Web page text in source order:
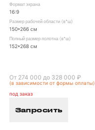
Формат экрана
16:9
Размер рабочей области (в*ш)
150*266 см
Полный размер полотна (в*ш)
152*268 см
От 274 000 до 328 000 ₽
(в зависимости от формы оплаты)
под заказ
Запросить